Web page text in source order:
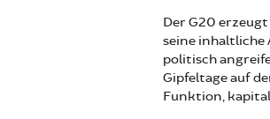
Der G20
seine inhaltliche
politisch
Gipfeltage auf
Funktion,